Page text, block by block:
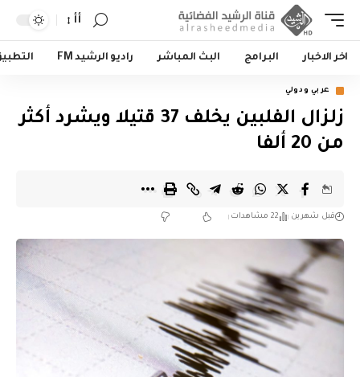
أأ
اخر الاخبار البرامج البث المباشر راديو الرشيد FM
عربي ودولي
زلزال الفلبين يخلف 37 قتيلا ويشرد أكثر
من 20 ألفا
قبل شهرين 22 مشاهدات